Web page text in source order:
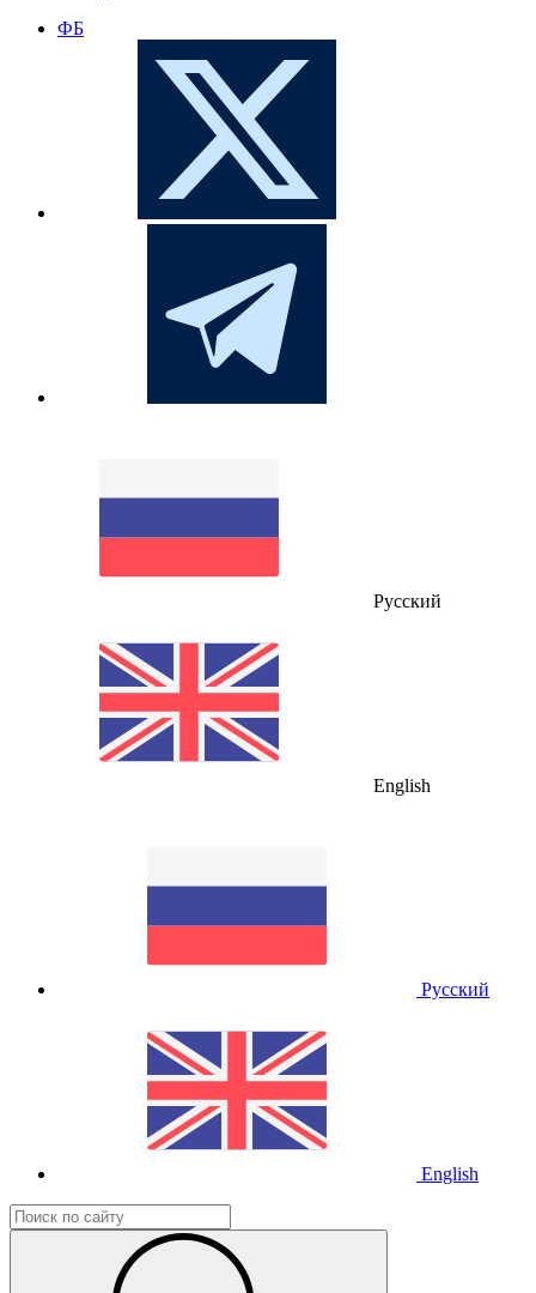
ФБ
Русский
English
Русский
English